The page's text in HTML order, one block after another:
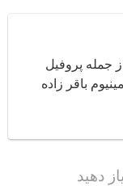
جمله پروفیل
باقر زاده
دهید